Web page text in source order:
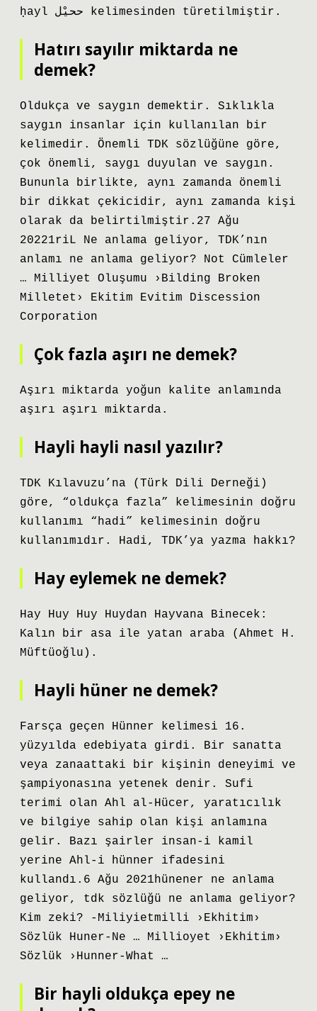
ḥayl ححيْل kelimesinden türetilmiştir.
Hatırı sayılır miktarda ne
demek?
Oldukça ve saygın demektir. Sıklıkla
saygın insanlar için kullanılan bir
kelimedir. Önemli TDK sözlüğüne göre,
çok önemli, saygı duyulan ve saygın.
Bununla birlikte, aynı zamanda önemli
bir dikkat çekicidir, aynı zamanda kişi
olarak da belirtilmiştir.27 Ağu
20221riL Ne anlama geliyor, TDK’nın
anlamı ne anlama geliyor? Not Cümleler
… Milliyet Oluşumu ›Bilding Broken
Milletet› Ekitim Evitim Discession
Corporation
Çok fazla aşırı ne demek?
Aşırı miktarda yoğun kalite anlamında
aşırı aşırı miktarda.
Hayli hayli nasıl yazılır?
TDK Kılavuzu’na (Türk Dili Derneği)
göre, “oldukça fazla” kelimesinin doğru
kullanımı “hadi” kelimesinin doğru
kullanımıdır. Hadi, TDK’ya yazma hakkı?
Hay eylemek ne demek?
Hay Huy Huy Huydan Hayvana Binecek:
Kalın bir asa ile yatan araba (Ahmet H.
Müftüoğlu).
Hayli hüner ne demek?
Farsça geçen Hünner kelimesi 16.
yüzyılda edebiyata girdi. Bir sanatta
veya zanaattaki bir kişinin deneyimi ve
şampiyonasına yetenek denir. Sufi
terimi olan Ahl al-Hücer, yaratıcılık
ve bilgiye sahip olan kişi anlamına
gelir. Bazı şairler insan-i kamil
yerine Ahl-i hünner ifadesini
kullandı.6 Ağu 2021hünener ne anlama
geliyor, tdk sözlüğü ne anlama geliyor?
Kim zeki? -Miliyietmilli ›Ekhitim›
Sözlük Huner-Ne … Millioyet ›Ekhitim›
Sözlük ›Hunner-What …
Bir hayli oldukça epey ne